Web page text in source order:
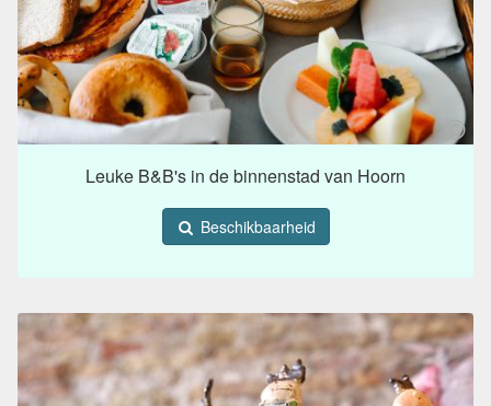
Leuke B&B's in de binnenstad van Hoorn
Beschikbaarheid